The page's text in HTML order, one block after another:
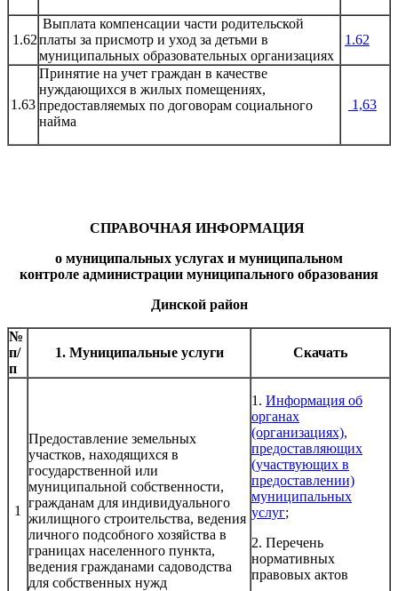
1.62
Выплата компенсации части родительской
платы за присмотр и уход за детьми в
муниципальных образовательных организациях
1.62
1.63
Принятие на учет граждан в качестве
нуждающихся в жилых помещениях,
предоставляемых по договорам социального
найма
1,63
СПРАВОЧНАЯ ИНФОРМАЦИЯ
о муниципальных услугах и муниципальном
контроле администрации муниципального образования
Динской район
№
п/
п
1. Муниципальные услуги Скачать
1
Предоставление земельных
участков, находящихся в
государственной или
муниципальной собственности,
гражданам для индивидуального
жилищного строительства, ведения
личного подсобного хозяйства в
границах населенного пункта,
ведения гражданами садоводства
для собственных нужд
1. Информация об
органах
(организациях),
предоставляющих
(участвующих в
предоставлении)
муниципальных
услуг;
2. Перечень
нормативных
правовых актов